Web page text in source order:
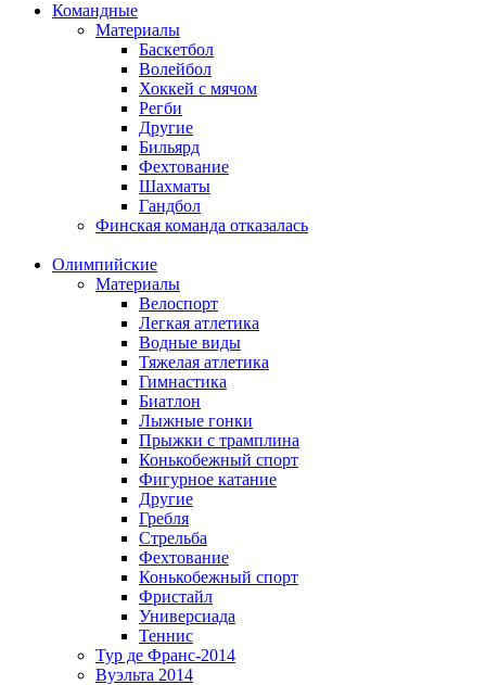
Командные
Материалы
Баскетбол
Волейбол
Хоккей с мячом
Регби
Другие
Бильярд
Фехтование
Шахматы
Гандбол
Финская команда отказалась
Олимпийские
Материалы
Велоспорт
Легкая атлетика
Водные виды
Тяжелая атлетика
Гимнастика
Биатлон
Лыжные гонки
Прыжки с трамплина
Конькобежный спорт
Фигурное катание
Другие
Гребля
Стрельба
Фехтование
Конькобежный спорт
Фристайл
Универсиада
Теннис
Тур де Франс-2014
Вуэльта 2014